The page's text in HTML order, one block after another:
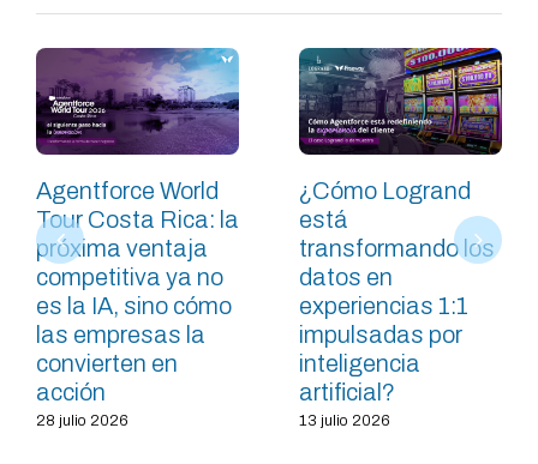
Agentforce World
Tour Costa Rica: la
próxima ventaja
competitiva ya no
es la IA, sino cómo
las empresas la
convierten en
acción
28 julio 2026
¿Cómo Logrand
está
transformando los
datos en
experiencias 1:1
impulsadas por
inteligencia
artificial?
13 julio 2026